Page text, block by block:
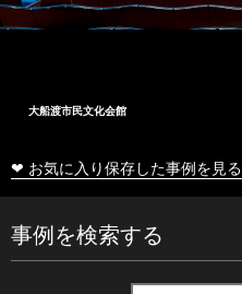
大船渡市民文化会館
❤ お気に入り保存した事例を見る
事例を検索する